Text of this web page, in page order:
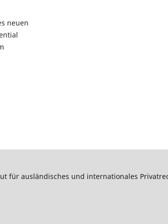
neuen
für ausländisches und internationales